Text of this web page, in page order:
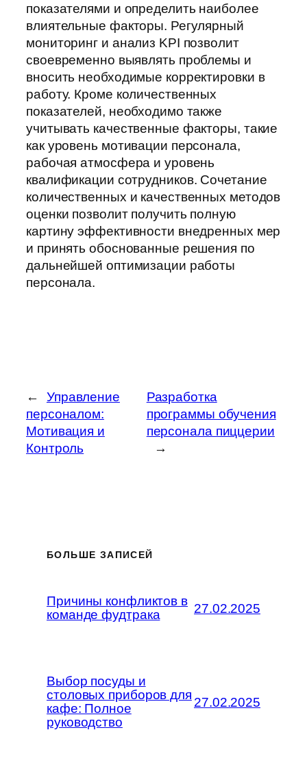
показателями и определить наиболее
влиятельные факторы. Регулярный
мониторинг и анализ KPI позволит
своевременно выявлять проблемы и
вносить необходимые корректировки в
работу. Кроме количественных
показателей, необходимо также
учитывать качественные факторы, такие
как уровень мотивации персонала,
рабочая атмосфера и уровень
квалификации сотрудников. Сочетание
количественных и качественных методов
оценки позволит получить полную
картину эффективности внедренных мер
и принять обоснованные решения по
дальнейшей оптимизации работы
персонала.
←
Управление
персоналом:
Мотивация и
Контроль
Разработка
программы обучения
персонала пиццерии
→
БОЛЬШЕ ЗАПИСЕЙ
Причины конфликтов в
команде фудтрака
27.02.2025
Выбор посуды и
столовых приборов для
кафе: Полное
руководство
27.02.2025